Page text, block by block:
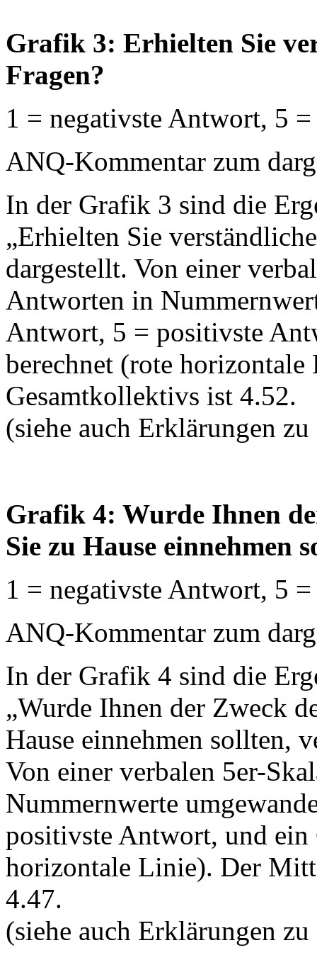
Grafik 3: Erhielten Sie
Fragen?
1 = negativste Antwort, 5
ANQ-Kommentar zum
In der Grafik 3 sind die
„Erhielten Sie
dargestellt. Von einer
Antworten in
Antwort, 5 = positivste
berechnet (rote
Gesamtkollektivs ist 4.52.
(siehe auch Erklärungen
Grafik 4: Wurde Ihnen
Sie zu Hause einnehmen
1 = negativste Antwort, 5
ANQ-Kommentar zum
In der Grafik 4 sind die
„Wurde Ihnen der Zweck
Hause einnehmen sollten,
Von einer verbalen 5er-
Nummernwerte
positivste Antwort, und ein
horizontale Linie). Der
4.47.
(siehe auch Erklärungen